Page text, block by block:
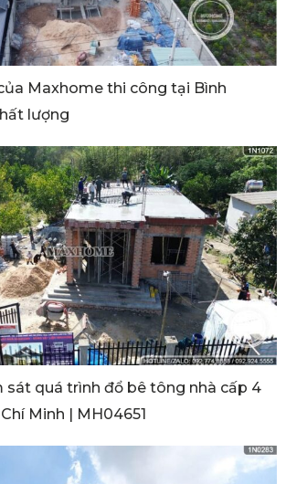
Maxhome thi công tại Bình
lượng
sát quá trình đổ bê tông nhà cấp 4
Minh | MH04651